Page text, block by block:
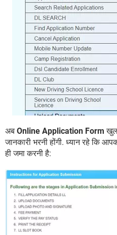
अब Online Application Form खुल
जानकारी भरनी होंगी. ध्यान रहे कि
ही जमा करनी है: